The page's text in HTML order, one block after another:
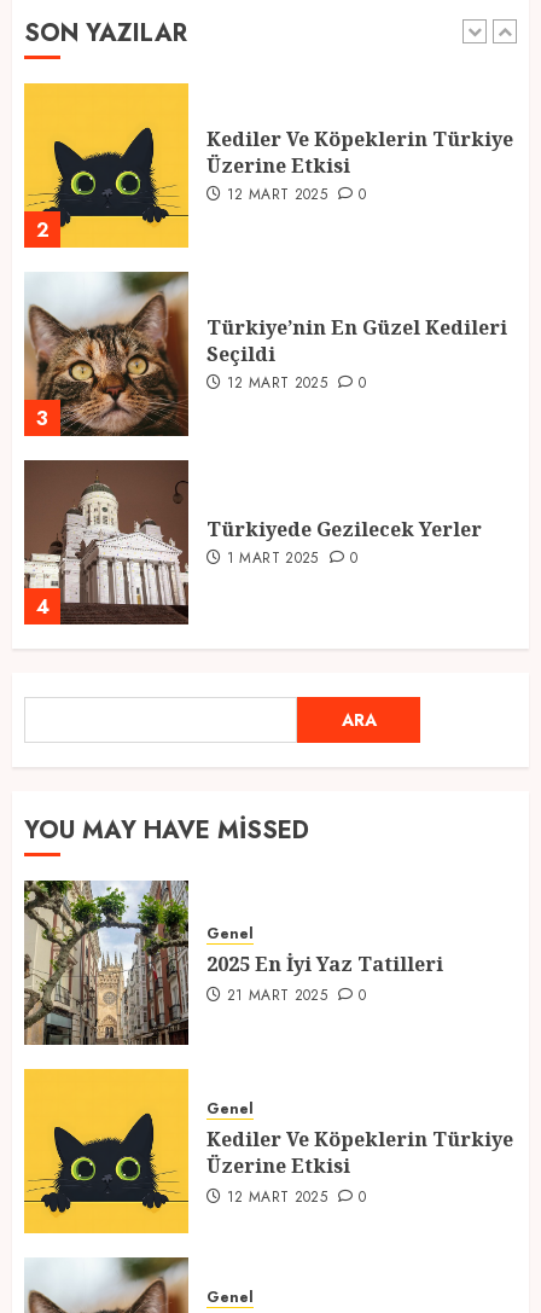
SON YAZILAR
1
2
Kediler Ve Köpeklerin Türkiye
Üzerine Etkisi
12 MART 2025 0
3
Türkiye’nin En Güzel Kedileri
Seçildi
12 MART 2025 0
4
Türkiyede Gezilecek Yerler
1 MART 2025 0
Ramazan Ayı 2025: Manevi
Atmosfer ve Özel Hazırlıklar
1
21 MART 2025
2
Üzerine Etkisi
12 MART 2025 0
Seçildi
ARA
YOU MAY HAVE MISSED
Genel
2025 En İyi Yaz Tatilleri
21 MART 2025 0
Genel
Kediler Ve Köpeklerin Türkiye
Üzerine Etkisi
12 MART 2025 0
Genel